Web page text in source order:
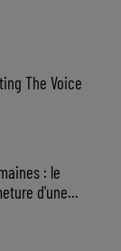
The Voice
: le
d'une...